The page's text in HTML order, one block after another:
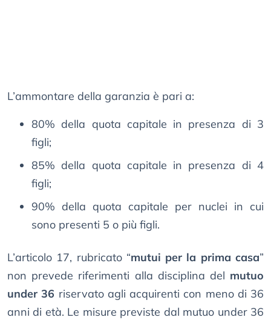
L’ammontare della garanzia è pari a:
80% della quota capitale in presenza di 3
figli;
85% della quota capitale in presenza di 4
figli;
90% della quota capitale per nuclei in cui
sono presenti 5 o più figli.
L’articolo 17, rubricato “mutui per la prima casa”
non prevede riferimenti alla disciplina del mutuo
under 36 riservato agli acquirenti con meno di 36
anni di età. Le misure previste dal mutuo under 36